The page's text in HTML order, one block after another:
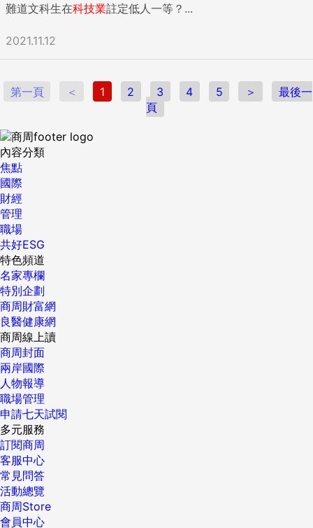
難道文科生在科技業註定低人一等？...
2021.11.12
第一頁 ＜ 1 2 3 4 5 ＞
最後一
頁
內容分類
焦點
國際
財經
管理
職場
共好ESG
特色頻道
名家專欄
特別企劃
商周財富網
良醫健康網
商周線上讀
商周封面
兩岸國際
人物報導
職場管理
申請七天試閱
多元服務
訂閱商周
客服中心
常見問答
活動總覽
商周Store
會員中心